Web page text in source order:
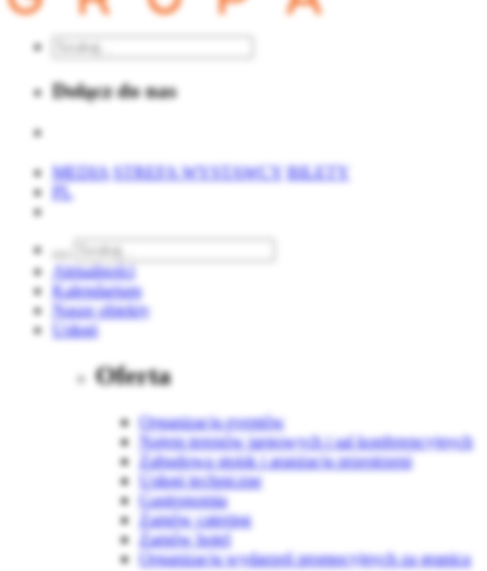
Dołącz do nas
MEDIA STREFA WYSTAWCY BILETY
PL
Aktualności
Kalendarium
Nasze obiekty
Usługi
Oferta
Organizacja eventów
Najem terenów targowych i sal konferencyjnych
Zabudowa stoisk i aranżacja przestrzeni
Usługi techniczne
Gastronomia
Zamów catering
Zamów hotel
Organizacja wydarzeń promocyjnych za granicą